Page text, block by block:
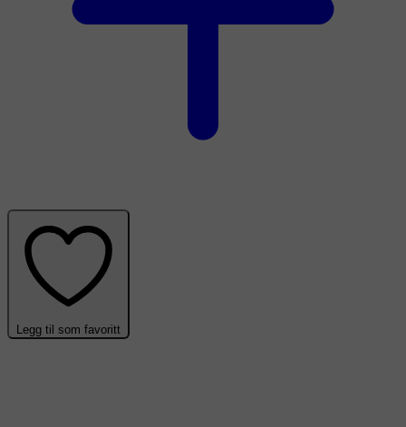
Legg til som favoritt